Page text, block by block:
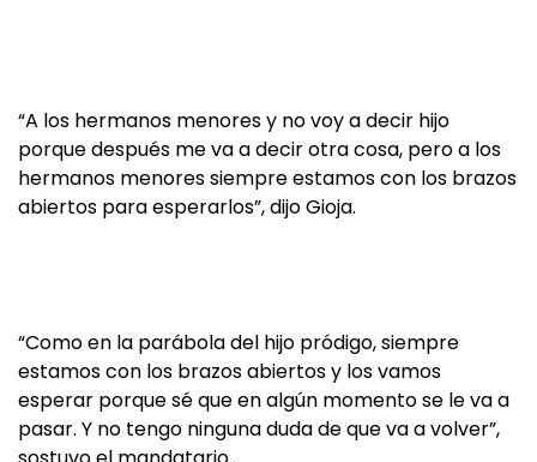
“A los hermanos menores y no voy a decir hijo
porque después me va a decir otra cosa, pero a los
hermanos menores siempre estamos con los brazos
abiertos para esperarlos”, dijo Gioja.
“Como en la parábola del hijo pródigo, siempre
estamos con los brazos abiertos y los vamos
esperar porque sé que en algún momento se le va a
pasar. Y no tengo ninguna duda de que va a volver”,